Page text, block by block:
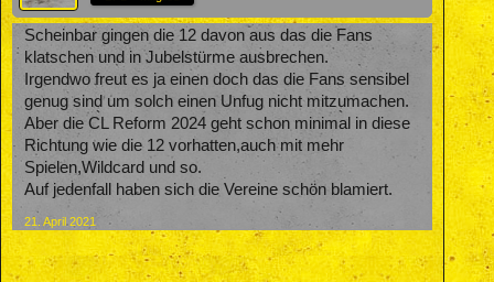
Scheinbar gingen die 12 davon aus das die Fans
klatschen und in Jubelstürme ausbrechen.
Irgendwo freut es ja einen doch das die Fans sensibel
genug sind um solch einen Unfug nicht mitzumachen.
Aber die CL Reform 2024 geht schon minimal in diese
Richtung wie die 12 vorhatten,auch mit mehr
Spielen,Wildcard und so.
Auf jedenfall haben sich die Vereine schön blamiert.
21. April 2021